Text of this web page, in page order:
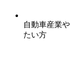
自動車産業
たい方